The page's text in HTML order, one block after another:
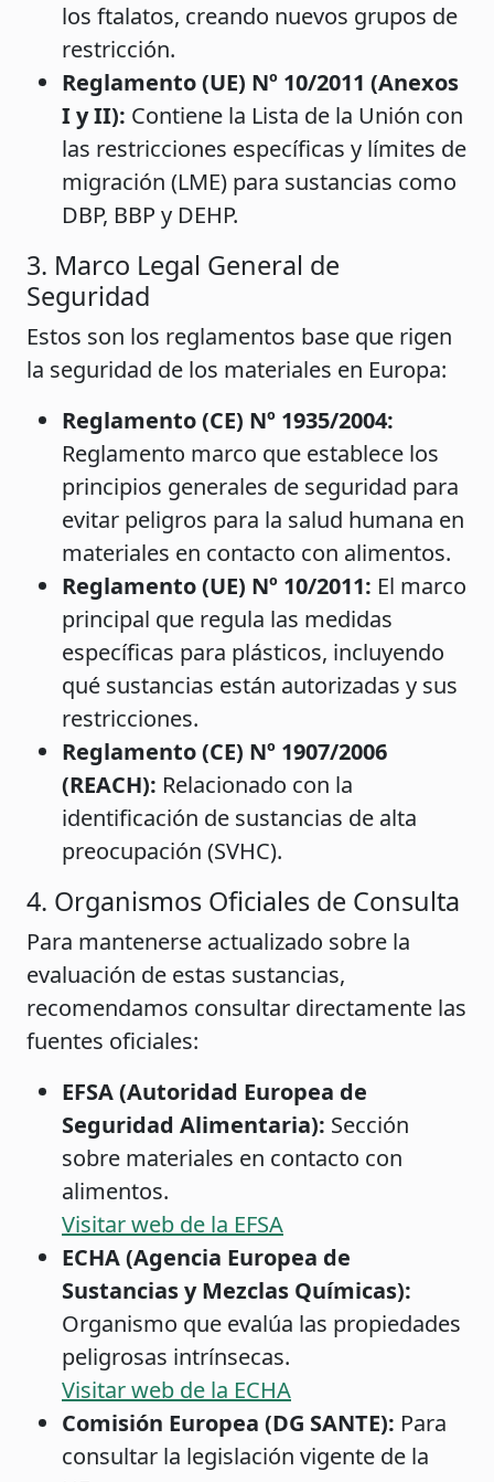
los ftalatos, creando nuevos grupos de
restricción.
Reglamento (UE) Nº 10/2011 (Anexos
I y II): Contiene la Lista de la Unión con
las restricciones específicas y límites de
migración (LME) para sustancias como
DBP, BBP y DEHP.
3. Marco Legal General de
Seguridad
Estos son los reglamentos base que rigen
la seguridad de los materiales en Europa:
Reglamento (CE) Nº 1935/2004:
Reglamento marco que establece los
principios generales de seguridad para
evitar peligros para la salud humana en
materiales en contacto con alimentos.
Reglamento (UE) Nº 10/2011: El marco
principal que regula las medidas
específicas para plásticos, incluyendo
qué sustancias están autorizadas y sus
restricciones.
Reglamento (CE) Nº 1907/2006
(REACH): Relacionado con la
identificación de sustancias de alta
preocupación (SVHC).
4. Organismos Oficiales de Consulta
Para mantenerse actualizado sobre la
evaluación de estas sustancias,
recomendamos consultar directamente las
fuentes oficiales:
EFSA (Autoridad Europea de
Seguridad Alimentaria): Sección
sobre materiales en contacto con
alimentos.
Visitar web de la EFSA
ECHA (Agencia Europea de
Sustancias y Mezclas Químicas):
Organismo que evalúa las propiedades
peligrosas intrínsecas.
Visitar web de la ECHA
Comisión Europea (DG SANTE): Para
consultar la legislación vigente de la